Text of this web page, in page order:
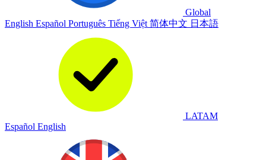
Global
English Español Português Tiếng Việt 简体中文 日本語
LATAM
Español English